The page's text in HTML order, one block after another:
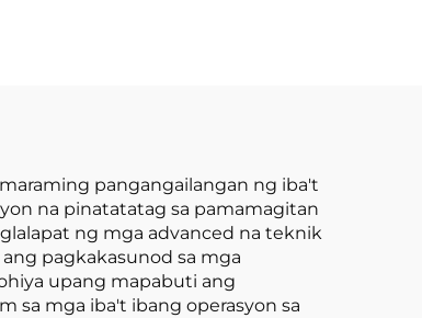
pangangailangan ng iba't
na pinatatatag sa pamamagitan
ng mga advanced na teknik
pagkakasunod sa mga
upang mapabuti ang
sa mga iba't ibang operasyon sa